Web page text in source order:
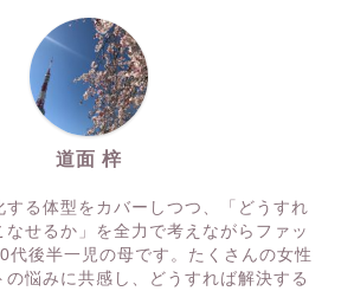
道面 梓
する体型をカバーしつつ、「どうすれ
なせるか」を全力で考えながらファッ
代後半一児の母です。たくさんの女性
の悩みに共感し、どうすれば解決する